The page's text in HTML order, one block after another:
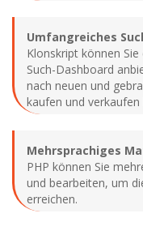
Umfangreiches
Klonskript können
Such-Dashboard
nach neuen und
kaufen und verkaufen
Mehrsprachiges
PHP können Sie
und bearbeiten, um
erreichen.